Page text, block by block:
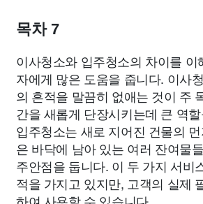
목차 7
이사청소와 입주청소의 차이를 이
자에게 많은 도움을 줍니다. 이사
의 흔적을 말끔히 없애는 것이 주
간을 새롭게 단장시키는데 큰 역
입주청소는 새로 지어진 건물의
은 바닥에 남아 있는 여러 잔여물
주안점을 둡니다. 이 두 가지 서비
적을 가지고 있지만, 고객의 실제
하여 사용할 수 있습니다.